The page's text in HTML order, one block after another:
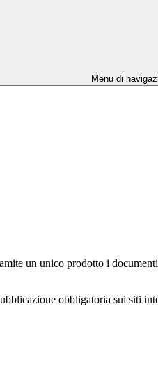
Menu di
un unico prodotto i
obbligatoria sui siti